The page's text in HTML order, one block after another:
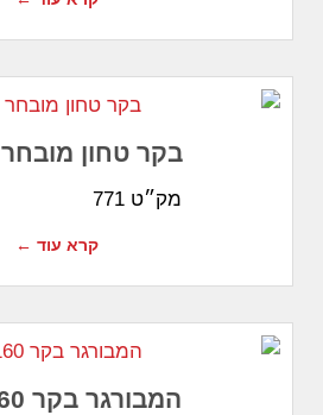
בקר טחון מובחר 1 ק”ג
מק״ט 771
קרא עוד ←
המבורגר בקר 160 גרם